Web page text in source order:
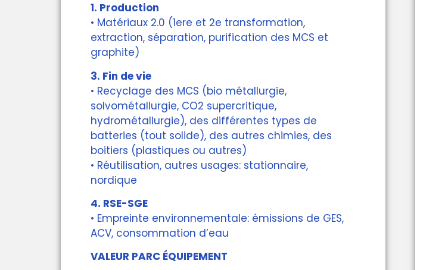
1. Production
• Matériaux 2.0 (1ere et 2e transformation,
extraction, séparation, purification des MCS et
graphite)
3. Fin de vie
• Recyclage des MCS (bio métallurgie,
solvométallurgie, CO2 supercritique,
hydrométallurgie), des différentes types de
batteries (tout solide), des autres chimies, des
boitiers (plastiques ou autres)
• Réutilisation, autres usages: stationnaire,
nordique
4. RSE-SGE
• Empreinte environnementale: émissions de GES,
ACV, consommation d’eau
VALEUR PARC ÉQUIPEMENT